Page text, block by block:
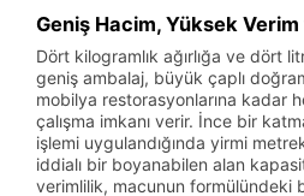
Geniş Hacim, Yüksek Verim
Dört kilogramlık ağırlığa ve dört
geniş ambalaj, büyük çaplı
mobilya restorasyonlarına kadar
çalışma imkanı verir. İnce bir
işlemi uygulandığında yirmi
iddialı bir boyanabilen alan
verimlilik, macunun formülündeki